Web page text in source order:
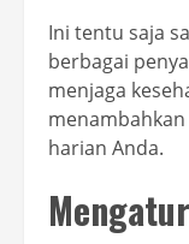
Ini tentu saja
berbagai
menjaga
harian Anda.